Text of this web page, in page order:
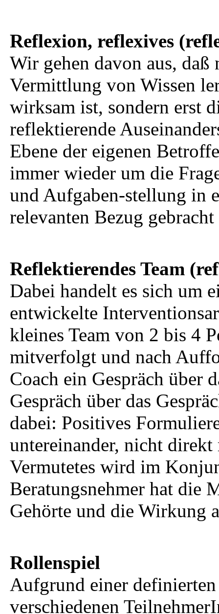
Reflexion, reflexives
Wir gehen davon aus,
Vermittlung von Wissen
wirksam ist, sondern erst
reflektierende
Ebene der eigenen
immer wieder um die
und Aufgaben-stellung in
relevanten Bezug
Reflektierendes Team
Dabei handelt es sich um
entwickelte
kleines Team von 2 bis 4
mitverfolgt und nach
Coach ein Gespräch über
Gespräch über das
dabei: Positives
untereinander, nicht
Vermutetes wird im
Beratungsnehmer hat die
Gehörte und die Wirkung
Rollenspiel
Aufgrund einer
verschiedenen